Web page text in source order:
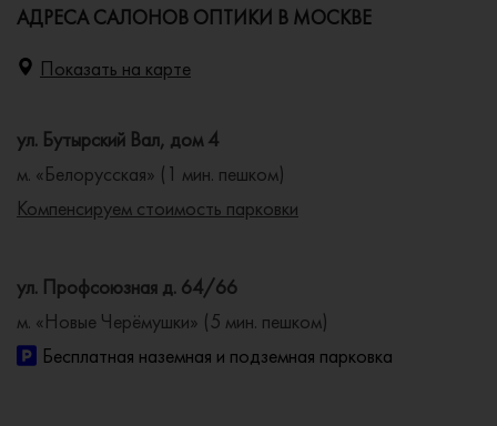
АДРЕСА САЛОНОВ ОПТИКИ В МОСКВЕ
Показать на карте
ул. Бутырский Вал, дом 4
м. «Белорусская» (1 мин. пешком)
Компенсируем стоимость парковки
ул. Профсоюзная д. 64/66
м. «Новые Черёмушки» (5 мин. пешком)
Бесплатная наземная и подземная парковка